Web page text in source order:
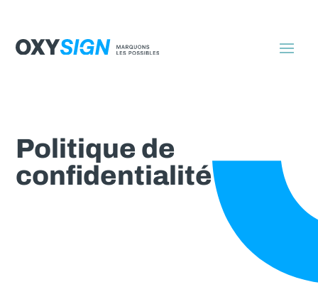
Politique de
confidentialité